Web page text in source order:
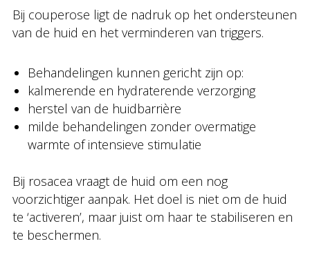
Bij couperose ligt de nadruk op het ondersteunen
van de huid en het verminderen van triggers.
Behandelingen kunnen gericht zijn op:
kalmerende en hydraterende verzorging
herstel van de huidbarrière
milde behandelingen zonder overmatige
warmte of intensieve stimulatie
Bij rosacea vraagt de huid om een nog
voorzichtiger aanpak. Het doel is niet om de huid
te ‘activeren’, maar juist om haar te stabiliseren en
te beschermen.